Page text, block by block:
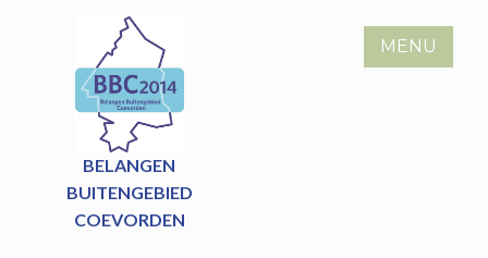
BELANGEN
BUITENGEBIED
COEVORDEN
MENU